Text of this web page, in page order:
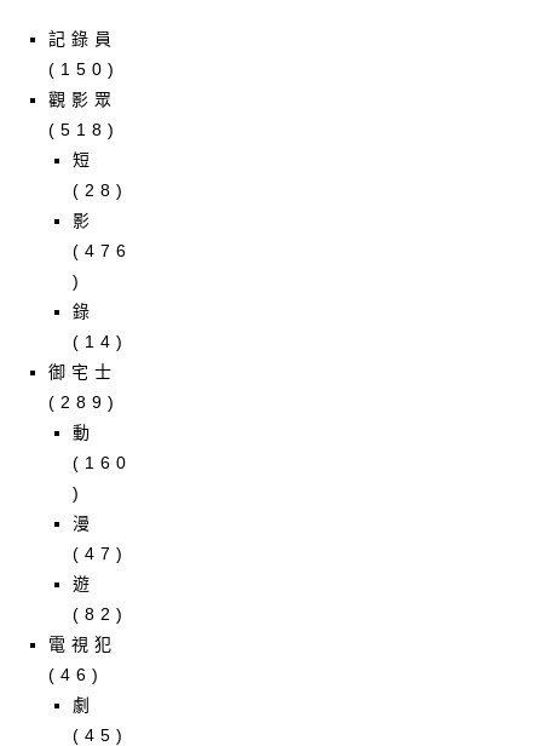
記錄員
(150)
觀影眾
(518)
短
(28)
影
(476
)
錄
(14)
御宅士
(289)
動
(160
)
漫
(47)
遊
(82)
電視犯
(46)
劇
(45)